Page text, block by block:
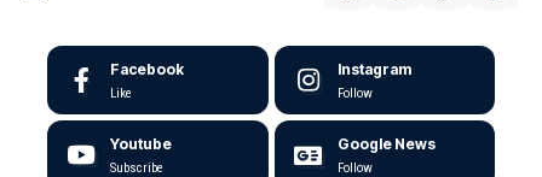
Facebook
Like
Instagram
Follow
Youtube
Subscribe
Google News
Follow